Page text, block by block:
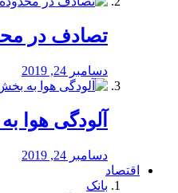
تصادف در
دسامبر 24, 2019
آلودگی هوا
دسامبر 24, 2019
اقتصاد
بانک